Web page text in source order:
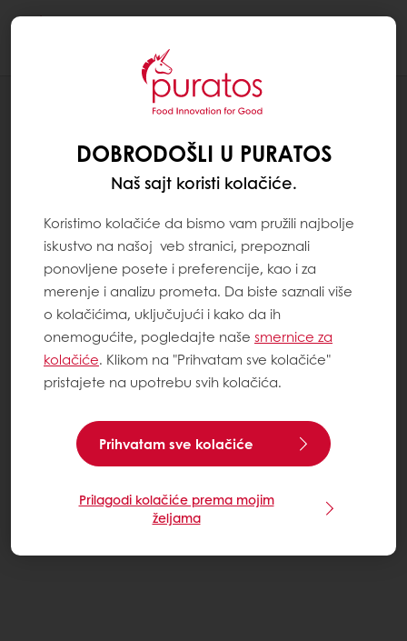
PEKARSTVO
O-TENTIC
DOBRODOŠLI U PURATOS
Naš sajt koristi kolačiće.
Koristimo kolačiće da bismo vam pružili najbolje
iskustvo na našoj veb stranici, prepoznali
ponovljene posete i preferencije, kao i za
merenje i analizu prometa. Da biste saznali više
o kolačićima, uključujući i kako da ih
onemogućite, pogledajte naše smernice za
kolačiće. Klikom na "Prihvatam sve kolačiće"
pristajete na upotrebu svih kolačića.
Prihvatam sve kolačiće
Prilagodi kolačiće prema mojim
željama